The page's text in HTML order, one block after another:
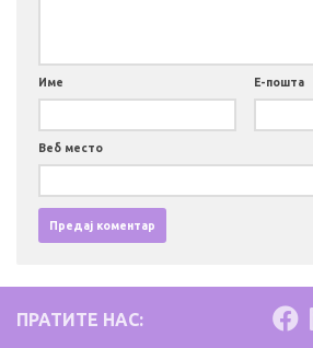
Име Е-пошта
Веб место
ПРАТИТЕ НАС: